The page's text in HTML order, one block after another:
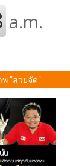
พ "สวยจัด"